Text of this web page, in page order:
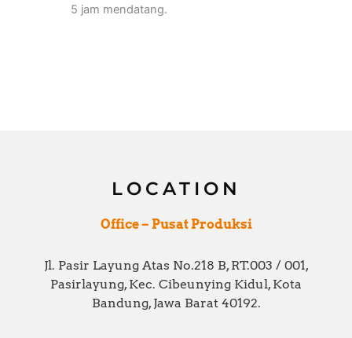
5 jam mendatang.
LOCATION
Office – Pusat Produksi
Jl. Pasir Layung Atas No.218 B, RT.003 / 001,
Pasirlayung, Kec. Cibeunying Kidul, Kota
Bandung, Jawa Barat 40192.